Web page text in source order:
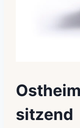
sitzend